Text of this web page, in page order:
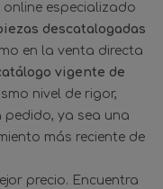
especializado
descatalogadas
en la venta directa
vigente de
nivel de rigor,
ya sea una
más reciente de
precio. Encuentra